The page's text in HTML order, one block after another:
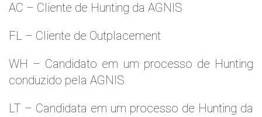
AC – Cliente de Hunting da AGNIS
FL – Cliente de Outplacement
WH – Candidato em um processo de Hunting
conduzido pela AGNIS
LT – Candidata em um processo de Hunting da